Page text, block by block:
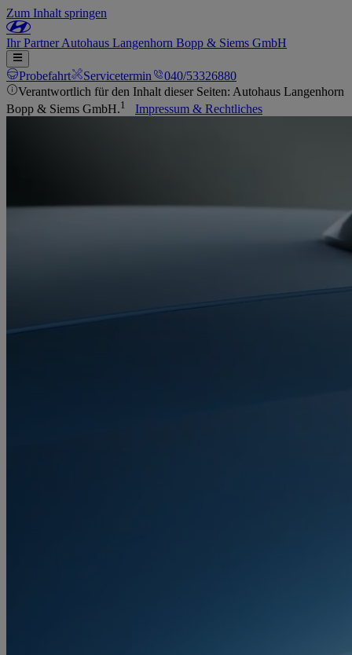
Zum Inhalt springen
IhrPartnerAutohaus Langenhorn Bopp & Siems GmbH
Probefahrt Servicetermin
040/53326880
Verantwortlich für den Inhalt dieser Seiten: Autohaus Langenhorn
Bopp & Siems GmbH.1 Impressum & Rechtliches